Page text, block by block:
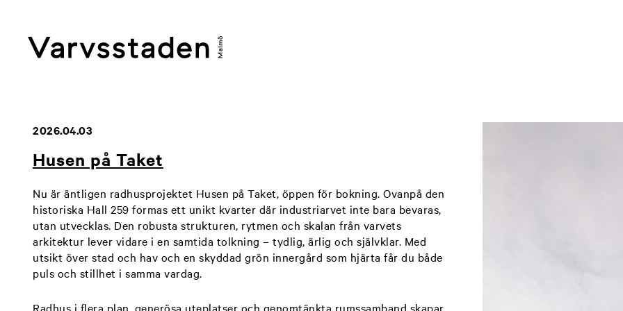
2026.04.03
Husen på Taket
Nu är äntligen radhusprojektet Husen på Taket, öppen för bokning. Ovanpå den
historiska Hall 259 formas ett unikt kvarter där industriarvet inte bara bevaras,
utan utvecklas. Den robusta strukturen, rytmen och skalan från varvets
arkitektur lever vidare i en samtida tolkning – tydlig, ärlig och självklar. Med
utsikt över stad och hav och en skyddad grön innergård som hjärta får du både
puls och stillhet i samma vardag.
Radhus i flera plan, generösa uteplatser och genomtänkta rumssamband skapar